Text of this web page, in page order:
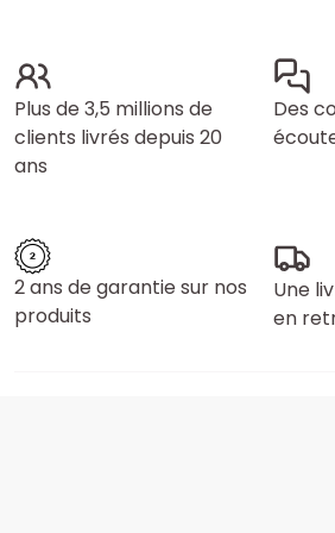
Plus de 3,5 millions de
clients livrés depuis 20
ans
Des
2 ans de garantie sur nos
produits
Une
en